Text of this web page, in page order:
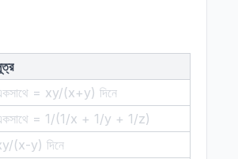
= xy/(x+y) দিনে
= 1/(1/x + 1/y + 1/z)
(x-y) দিনে